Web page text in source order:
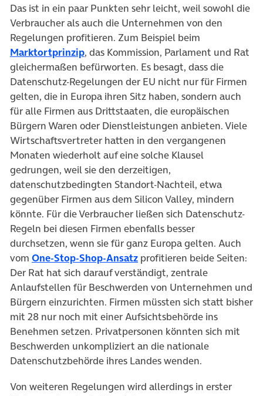
Das ist in ein paar Punkten sehr leicht, weil sowohl die
Verbraucher als auch die Unternehmen von den
Regelungen profitieren. Zum Beispiel beim
Marktortprinzip(öffnet in neuem Tab)
, das Kommission, Parlament und Rat
gleichermaßen befürworten. Es besagt, dass die
Datenschutz-Regelungen der EU nicht nur für Firmen
gelten, die in Europa ihren Sitz haben, sondern auch
für alle Firmen aus Drittstaaten, die europäischen
Bürgern Waren oder Dienstleistungen anbieten. Viele
Wirtschaftsvertreter hatten in den vergangenen
Monaten wiederholt auf eine solche Klausel
gedrungen, weil sie den derzeitigen,
datenschutzbedingten Standort-Nachteil, etwa
gegenüber Firmen aus dem Silicon Valley, mindern
könnte. Für die Verbraucher ließen sich Datenschutz-
Regeln bei diesen Firmen ebenfalls besser
durchsetzen, wenn sie für ganz Europa gelten. Auch
vom One-Stop-Shop-Ansatz(öffnet in neuem Tab)
profitieren beide Seiten:
Der Rat hat sich darauf verständigt, zentrale
Anlaufstellen für Beschwerden von Unternehmen und
Bürgern einzurichten. Firmen müssten sich statt bisher
mit 28 nur noch mit einer Aufsichtsbehörde ins
Benehmen setzen. Privatpersonen könnten sich mit
Beschwerden unkompliziert an die nationale
Datenschutzbehörde ihres Landes wenden.
Von weiteren Regelungen wird allerdings in erster